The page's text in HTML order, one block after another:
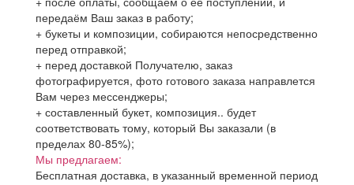
передаём Ваш заказ в работу;
+ букеты и композиции, собираются непосредственно
перед отправкой;
+ перед доставкой Получателю, заказ
фотографируется, фото готового заказа направлется
Вам через мессенджеры;
+ составленный букет, композиция.. будет
соответствовать тому, который Вы заказали (в
пределах 80-85%);
Мы предлагаем:
Бесплатная доставка, в указанный временной период